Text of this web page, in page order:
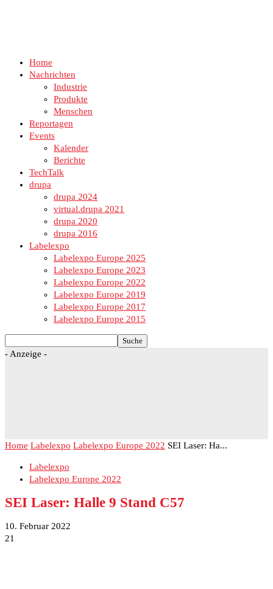
Home
Nachrichten
Industrie
Produkte
Menschen
Reportagen
Events
Kalender
Berichte
TechTalk
drupa
drupa 2024
virtual.drupa 2021
drupa 2020
drupa 2016
Labelexpo
Labelexpo Europe 2025
Labelexpo Europe 2023
Labelexpo Europe 2022
Labelexpo Europe 2019
Labelexpo Europe 2017
Labelexpo Europe 2015
- Anzeige -
Home Labelexpo Labelexpo Europe 2022 SEI Laser: Ha...
Labelexpo
Labelexpo Europe 2022
SEI Laser: Halle 9 Stand C57
10. Februar 2022
21